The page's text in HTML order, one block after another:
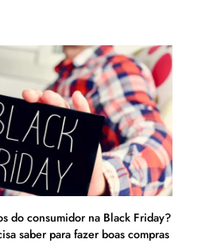
do consumidor na Black Friday?
saber para fazer boas compras